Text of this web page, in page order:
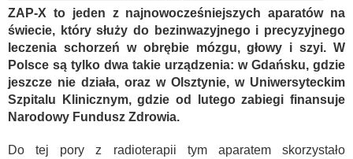
ZAP-X to jeden z najnowocześniejszych aparatów na
świecie, który służy do bezinwazyjnego i precyzyjnego
leczenia schorzeń w obrębie mózgu, głowy i szyi. W
Polsce są tylko dwa takie urządzenia: w Gdańsku, gdzie
jeszcze nie działa, oraz w Olsztynie, w Uniwersyteckim
Szpitalu Klinicznym, gdzie od lutego zabiegi finansuje
Narodowy Fundusz Zdrowia.
Do tej pory z radioterapii tym aparatem skorzystało